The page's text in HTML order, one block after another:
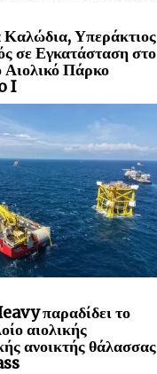
Καλώδια, Υπεράκτιος
σε Εγκατάσταση στο
Αιολικό Πάρκο
I
παραδίδει το
αιολικής
ανοικτής θάλασσας